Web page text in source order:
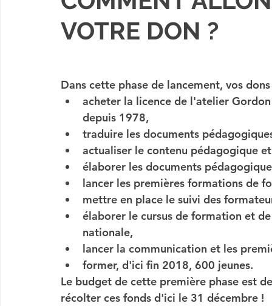
VOTRE DON ?
Dans cette phase de lancement, vos
acheter la licence de l'atelier
depuis 1978,
traduire les documents
actualiser le contenu pédagogique
élaborer les documents
lancer les premières formations de
mettre en place le suivi des
élaborer le cursus de formation et
nationale,
lancer la communication et les
former, d'ici fin 2018, 600 jeunes.
Le budget de cette première phase est
récolter ces fonds d'ici le 31 décembre !